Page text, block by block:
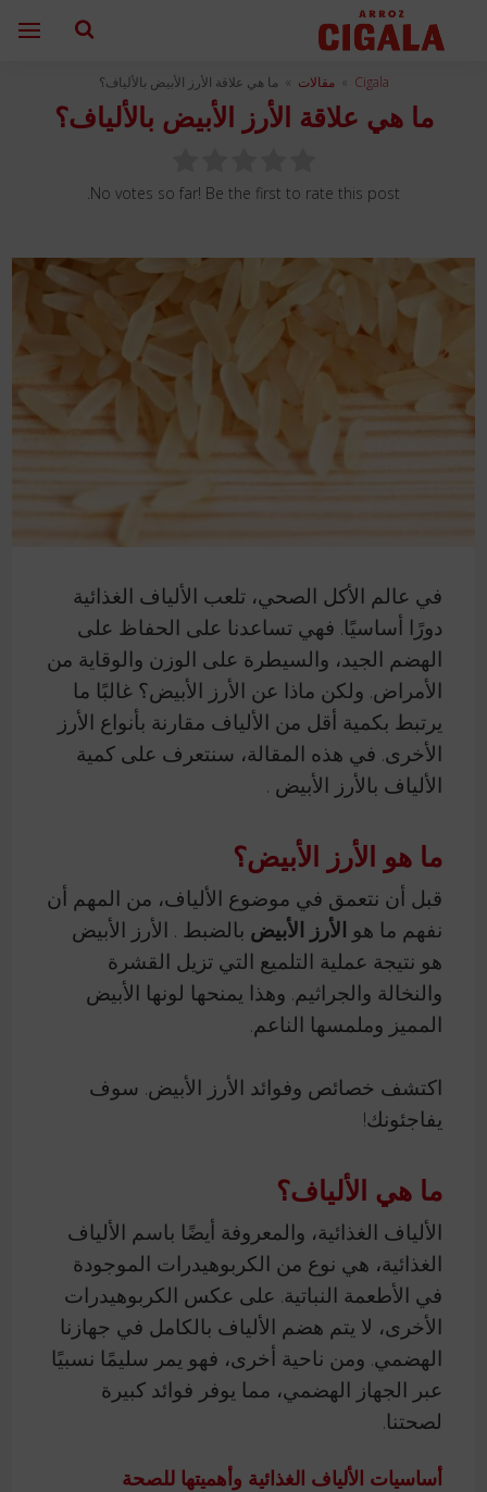
Cigala
» مقالات » ما هي علاقة الأرز الأبيض بالألياف؟
ما هي علاقة الأرز الأبيض بالألياف؟
No votes so far! Be the first to rate this post.
في عالم الأكل الصحي، تلعب الألياف الغذائية
دورًا أساسيًا. فهي تساعدنا على الحفاظ على
الهضم الجيد، والسيطرة على الوزن والوقاية من
الأمراض. ولكن ماذا عن الأرز الأبيض؟ غالبًا ما
يرتبط بكمية أقل من الألياف مقارنة بأنواع الأرز
الأخرى. في هذه المقالة، سنتعرف على كمية
الألياف بالأرز الأبيض .
ما هو الأرز الأبيض؟
قبل أن نتعمق في موضوع الألياف، من المهم أن
نفهم ما هو الأرز الأبيض بالضبط . الأرز الأبيض
هو نتيجة عملية التلميع التي تزيل القشرة
والنخالة والجراثيم. وهذا يمنحها لونها الأبيض
المميز وملمسها الناعم.
اكتشف خصائص وفوائد الأرز الأبيض. سوف
يفاجئونك!
ما هي الألياف؟
الألياف الغذائية، والمعروفة أيضًا باسم الألياف
الغذائية، هي نوع من الكربوهيدرات الموجودة
في الأطعمة النباتية. على عكس الكربوهيدرات
الأخرى، لا يتم هضم الألياف بالكامل في جهازنا
الهضمي. ومن ناحية أخرى، فهو يمر سليمًا نسبيًا
عبر الجهاز الهضمي، مما يوفر فوائد كبيرة
لصحتنا.
أساسيات الألياف الغذائية وأهميتها للصحة